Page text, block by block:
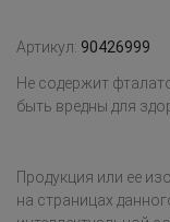
Артикул: 90426999
Не содержит
быть вредны для
Продукция или ее
на страницах